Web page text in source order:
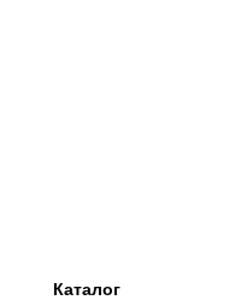
Каталог